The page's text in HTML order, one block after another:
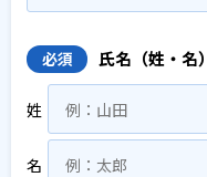
必須 氏名（姓・名）
姓
名